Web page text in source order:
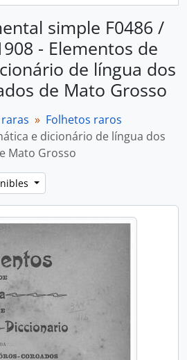
simple F0486 /
- Elementos de
de língua dos
de Mato Grosso
Folhetos raros
e dicionário de língua dos
Mato Grosso